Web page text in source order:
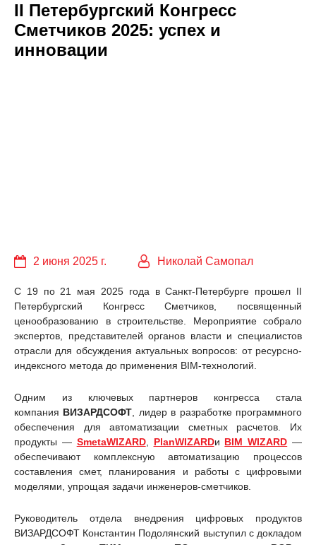
II Петербургский Конгресс
Сметчиков 2025: успех и
инновации
2 июня 2025 г. Николай Самопал
С 19 по 21 мая 2025 года в Санкт-Петербурге прошел II
Петербургский Конгресс Сметчиков, посвященный
ценообразованию в строительстве. Мероприятие собрало
экспертов, представителей органов власти и специалистов
отрасли для обсуждения актуальных вопросов: от ресурсно-
индексного метода до применения BIM-технологий.
Одним из ключевых партнеров конгресса стала
компания ВИЗАРДСОФТ, лидер в разработке программного
обеспечения для автоматизации сметных расчетов. Их
продукты — SmetaWIZARD, PlanWIZARDи BIM WIZARD —
обеспечивают комплексную автоматизацию процессов
составления смет, планирования и работы с цифровыми
моделями, упрощая задачи инженеров-сметчиков.
Руководитель отдела внедрения цифровых продуктов
ВИЗАРДСОФТ Константин Подолянский выступил с докладом